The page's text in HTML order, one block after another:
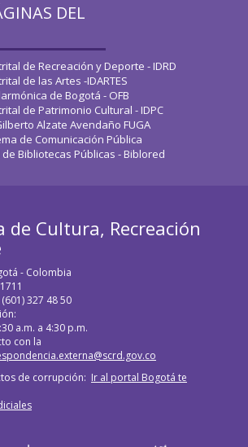
DEL
de Recreación y Deporte - IDRD
de las Artes -IDARTES
de Bogotá - OFB
de Patrimonio Cultural - IDPC
Alzate Avendaño FUGA
de Comunicación Pública
Bibliotecas Públicas - Biblored
de Cultura, Recreación
- Colombia
327 48 50
a.m. a 4:30 p.m.
con la
de corrupción: Ir al portal Bogotá te